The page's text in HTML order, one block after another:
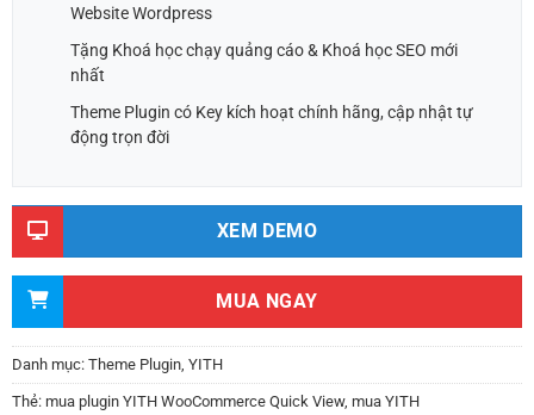
Website Wordpress
Tặng Khoá học chạy quảng cáo & Khoá học SEO mới
nhất
Theme Plugin có Key kích hoạt chính hãng, cập nhật tự
động trọn đời
XEM DEMO
MUA NGAY
Danh mục: Theme Plugin, YITH
Thẻ: mua plugin YITH WooCommerce Quick View, mua YITH